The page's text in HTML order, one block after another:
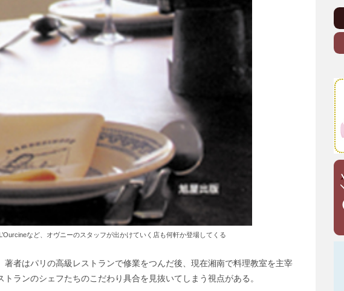
など、オヴニーのスタッフが出かけていく店も何軒か登場してくる
著者はパリの高級レストランで修業をつんだ後、現在湘南で料理教室を主宰
ランのシェフたちのこだわり具合を見抜いてしまう視点がある。